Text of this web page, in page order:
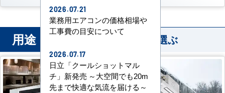
用途 から業務用エアコンを選ぶ
2026.07.21
業務用エアコンの価格相場や
工事費の目安について
2026.07.17
日立「クールショットマル
チ」新発売 ～大空間でも20m
先まで快適な気流を届ける～